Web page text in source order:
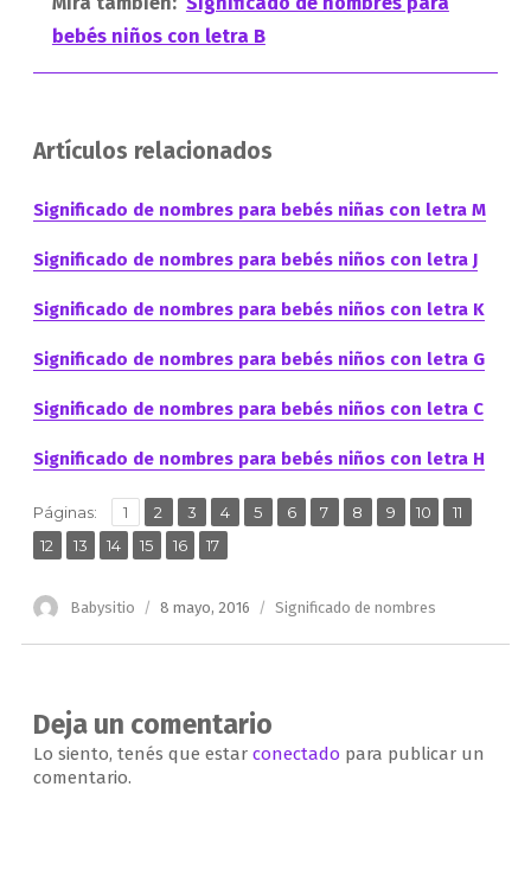
bebés niños con letra B
Artículos relacionados
Significado de nombres para bebés niñas con letra M
Significado de nombres para bebés niños con letra J
Significado de nombres para bebés niños con letra K
Significado de nombres para bebés niños con letra G
Significado de nombres para bebés niños con letra C
Significado de nombres para bebés niños con letra H
Páginas: Página
1 ,
Página
2 ,Página
3 ,
Página
4 ,Página
5 ,Página
6 ,
Página
7 ,
Página
8 ,
Página
9 ,
Página
10 ,
Página
11
Página
12 ,
Página
13 ,
Página
14 ,
Página
15 ,
Página
16 ,
Página
17
Autor
Babysitio
Publicado
8 mayo, 2016 Categorías
Significado de nombres
Deja un comentario
Lo siento, tenés que estar conectado para publicar un
comentario.